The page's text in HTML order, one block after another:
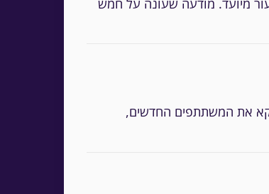
מיועד. מודעה שעונה על חמש
מרתיע דווקא את המשתתפים החדשים,